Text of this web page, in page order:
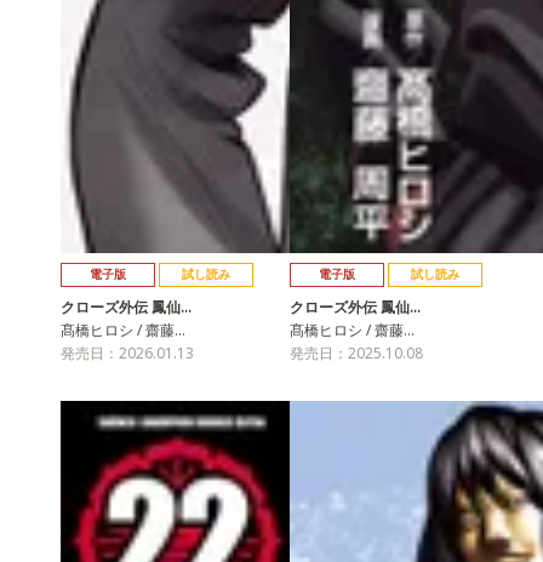
電子版 試し読み
クローズ外伝 鳳仙…
髙橋ヒロシ / 齋藤…
発売日：2026.01.13
電子版 試し読み
クローズ外伝 鳳仙…
髙橋ヒロシ / 齋藤…
発売日：2025.10.08